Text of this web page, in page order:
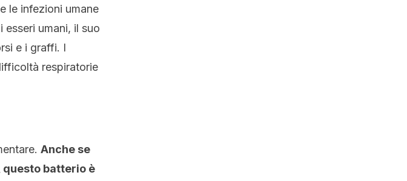
le infezioni umane
esseri umani, il suo
e i graffi. I
respiratorie
Anche se
batterio è